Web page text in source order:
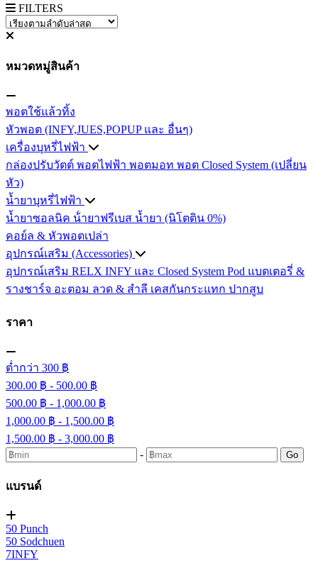
FILTERS
หมวดหมู่สินค้า
พอตใช้แล้วทิ้ง
หัวพอต (INFY,JUES,POPUP และ อื่นๆ)
เครื่องบุหรี่ไฟฟ้า
กล่องปรับวัตต์ พอตไฟฟ้า พอตมอท พอต Closed System (เปลี่ยน
หัว)
น้ำยาบุหรี่ไฟฟ้า
น้ำยาซอลนิค น้ํายาฟรีเบส น้ำยา (นิโตติน 0%)
คอย์ล & หัวพอตเปล่า
อุปกรณ์เสริม (Accessories)
อุปกรณ์เสริม RELX INFY และ Closed System Pod แบตเตอรี่ &
รางชาร์จ อะตอม ลวด ​& สำลี เคสกันกระแทก ปากสูบ
ราคา
ต่ำกว่า 300 ฿
300.00 ฿ - 500.00 ฿
500.00 ฿ - 1,000.00 ฿
1,000.00 ฿ - 1,500.00 ฿
1,500.00 ฿ - 3,000.00 ฿
-
Go
แบรนด์
50 Punch
50 Sodchuen
7INFY